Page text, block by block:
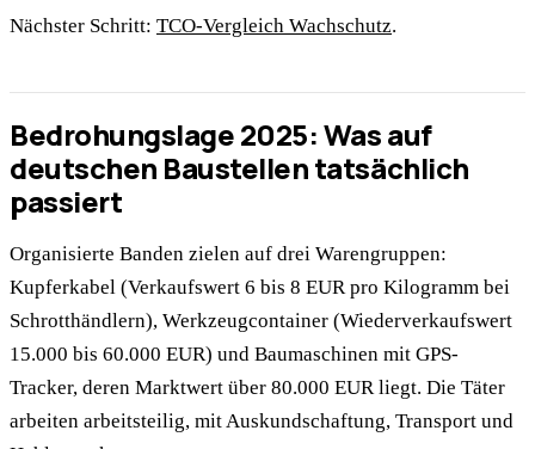
Nächster Schritt: TCO-Vergleich Wachschutz.
Bedrohungslage 2025: Was auf
deutschen Baustellen tatsächlich
passiert
Organisierte Banden zielen auf drei Warengruppen:
Kupferkabel (Verkaufswert 6 bis 8 EUR pro Kilogramm bei
Schrotthändlern), Werkzeugcontainer (Wiederverkaufswert
15.000 bis 60.000 EUR) und Baumaschinen mit GPS-
Tracker, deren Marktwert über 80.000 EUR liegt. Die Täter
arbeiten arbeitsteilig, mit Auskundschaftung, Transport und